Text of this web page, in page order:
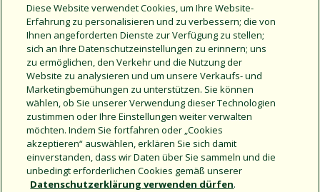
wir gesetzlich dazu verpflichtet sind, z. B. als Reaktion auf
eine Regierungs- oder Gerichtsverfügung, Vorladung oder
ein anderes rechtliches Verfahren. Wenn Sie Informationen
korrigieren oder keine weiteren Mitteilungen von uns
erhalten möchten, können Sie eine E-Mail an
rbwebmaster@rainbird.com senden.
Diese Website verwendet Cookies, um Ihre Website-
Erfahrung zu personalisieren und zu verbessern; die von
Ihnen angeforderten Dienste zur Verfügung zu stellen;
sich an Ihre Datenschutzeinstellungen zu erinnern; uns
zu ermöglichen, den Verkehr und die Nutzung der
Website zu analysieren und um unsere Verkaufs- und
Marketingbemühungen zu unterstützen. Sie können
wählen, ob Sie unserer Verwendung dieser Technologien
zustimmen oder Ihre Einstellungen weiter verwalten
möchten. Indem Sie fortfahren oder „Cookies
akzeptieren“ auswählen, erklären Sie sich damit
einverstanden, dass wir Daten über Sie sammeln und die
unbedingt erforderlichen Cookies gemäß unserer
Datenschutzerklärung verwenden dürfen.